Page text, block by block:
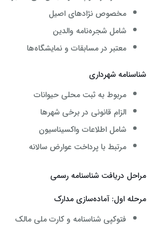
مخصوص نژادهای اصیل
شامل شجره‌نامه والدین
معتبر در مسابقات و نمایشگاه‌ها
شناسنامه شهرداری
مربوط به ثبت محلی حیوانات
الزام قانونی در برخی شهرها
شامل اطلاعات واکسیناسیون
مرتبط با پرداخت عوارض سالانه
مراحل دریافت شناسنامه رسمی
مرحله اول: آماده‌سازی مدارک
فتوکپی شناسنامه و کارت ملی مالک